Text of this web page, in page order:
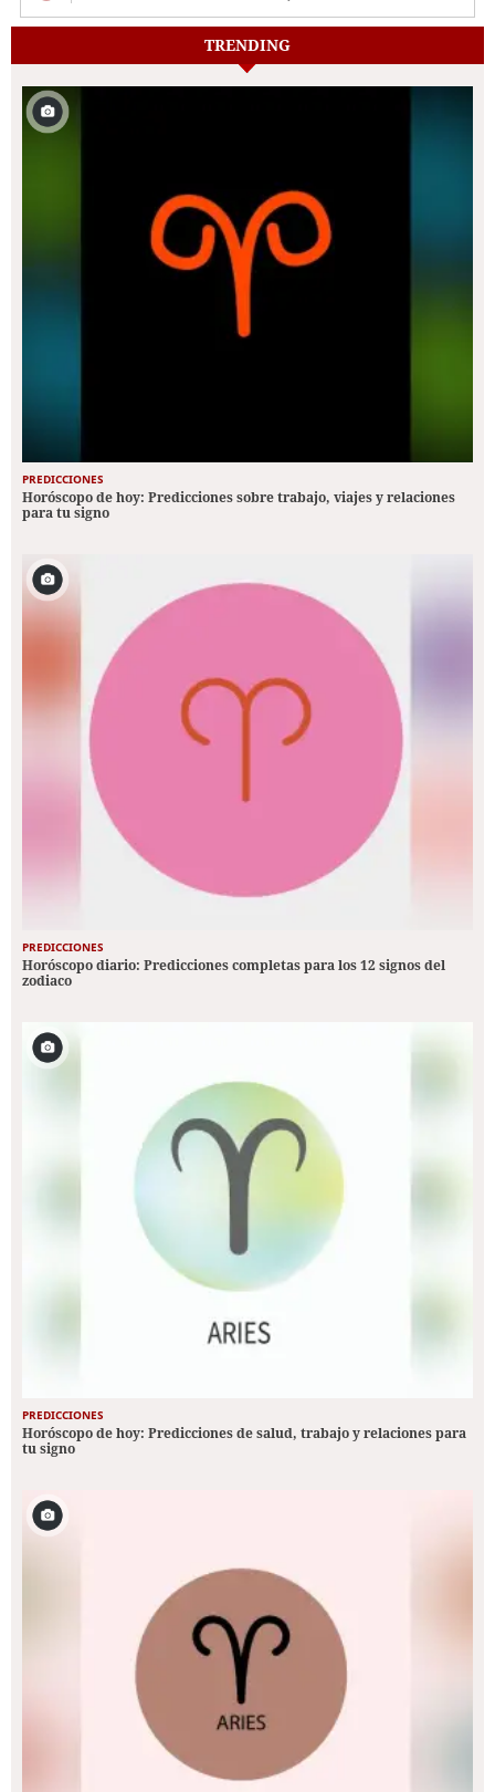
TRENDING
PREDICCIONES
Horóscopo de hoy: Predicciones sobre trabajo, viajes y relaciones
para tu signo
PREDICCIONES
Horóscopo diario: Predicciones completas para los 12 signos del
zodiaco
PREDICCIONES
Horóscopo de hoy: Predicciones de salud, trabajo y relaciones para
tu signo